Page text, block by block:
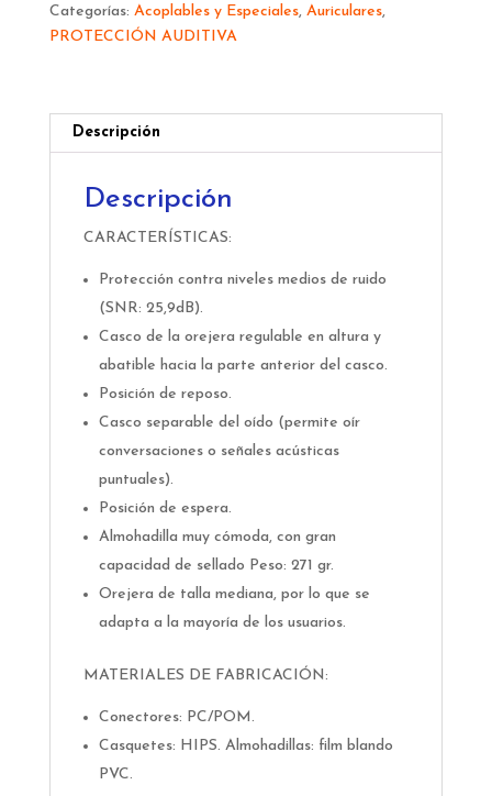
Categorías: Acoplables y Especiales, Auriculares,
PROTECCIÓN AUDITIVA
Descripción
Descripción
CARACTERÍSTICAS:
Protección contra niveles medios de ruido
(SNR: 25,9dB).
Casco de la orejera regulable en altura y
abatible hacia la parte anterior del casco.
Posición de reposo.
Casco separable del oído (permite oír
conversaciones o señales acústicas
puntuales).
Posición de espera.
Almohadilla muy cómoda, con gran
capacidad de sellado Peso: 271 gr.
Orejera de talla mediana, por lo que se
adapta a la mayoría de los usuarios.
MATERIALES DE FABRICACIÓN:
Conectores: PC/POM.
Casquetes: HIPS. Almohadillas: film blando
PVC.